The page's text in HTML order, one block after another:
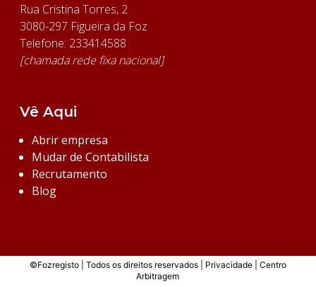
Rua Cristina Torres, 2
3080-297 Figueira da Foz
Telefone: 233414588
[chamada rede fixa nacional]
Vê Aqui
Abrir empresa
Mudar de Contabilista
Recrutamento
Blog
©Fozregisto | Todos os direitos reservados | Privacidade| Centro
Arbitragem